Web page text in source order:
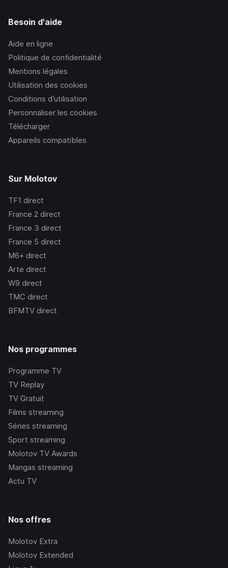
Besoin d'aide
Aide en ligne
Politique de confidentialité
Mentions légales
Utilisation des cookies
Conditions d’utilisation
Personnaliser les cookies
Télécharger
Appareils compatibles
Sur Molotov
TF1 direct
France 2 direct
France 3 direct
France 5 direct
M6+ direct
Arte direct
W9 direct
TMC direct
BFMTV direct
Nos programmes
Programme TV
TV Replay
TV Gratuit
Films streaming
Séries streaming
Sport streaming
Molotov TV Awards
Mangas streaming
Actu TV
Nos offres
Molotov Extra
Molotov Extended